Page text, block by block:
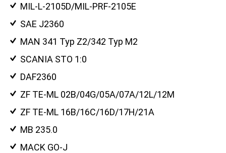
MIL-L-2105D/MIL-PRF-2105E
SAE J2360
MAN 341 Typ Z2/342 Typ M2
SCANIA STO 1:0
DAF2360
ZF TE-ML 02B/04G/05A/07A/12L/12M
ZF TE-ML 16B/16C/16D/17H/21A
MB 235.0
MACK GO-J